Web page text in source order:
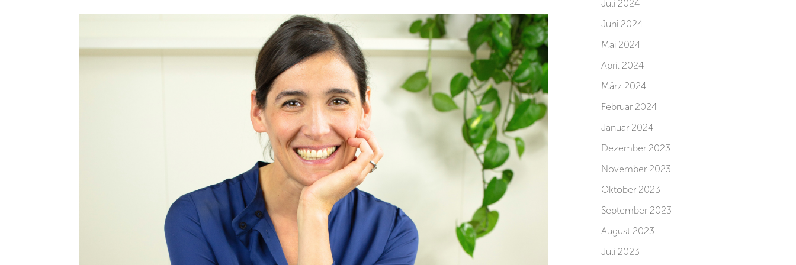
Juli 2024
Juni 2024
Mai 2024
April 2024
März 2024
Februar 2024
Januar 2024
Dezember 2023
November 2023
Oktober 2023
September 2023
August 2023
Juli 2023